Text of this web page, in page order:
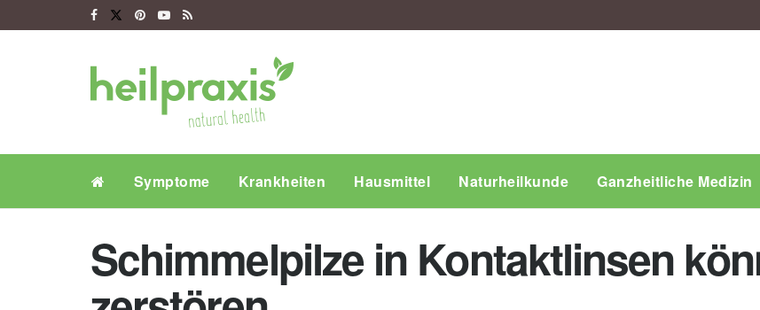
Symptome Krankheiten Hausmittel Naturheilkunde Ganzheitliche Medizin
Schimmelpilze in Kontaktlinsen